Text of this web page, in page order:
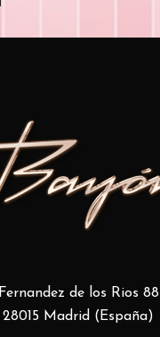
Fernandez de los Rios 88
28015 Madrid (España)